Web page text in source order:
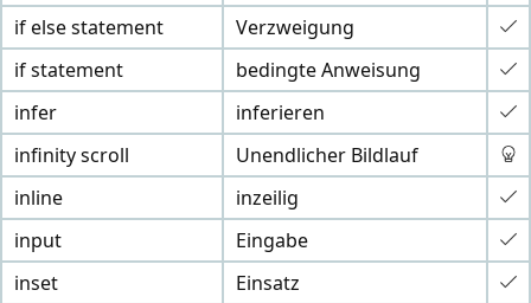
if else statement
Verzweigung
if statement
bedingte Anweisung
infer
inferieren
infinity scroll
Unendlicher Bildlauf
inline
inzeilig
input
Eingabe
inset
Einsatz